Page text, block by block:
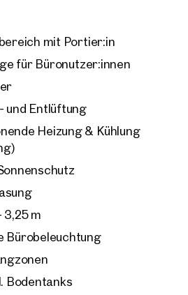
mit Portier:in
für Büronutzer:innen
und Entlüftung
Heizung & Kühlung
3,25 m
Bürobeleuchtung
Bodentanks
Unique Office - VIENNA
Verfügbar Nach
€ 73.079,03 /Monat netto